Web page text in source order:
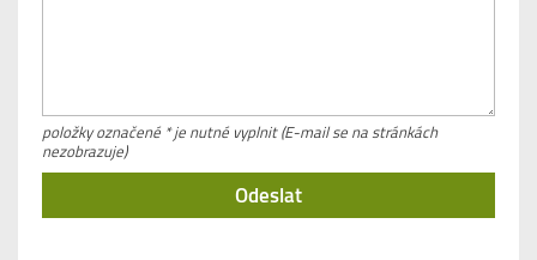
položky označené * je nutné vyplnit (E-mail se na stránkách
nezobrazuje)